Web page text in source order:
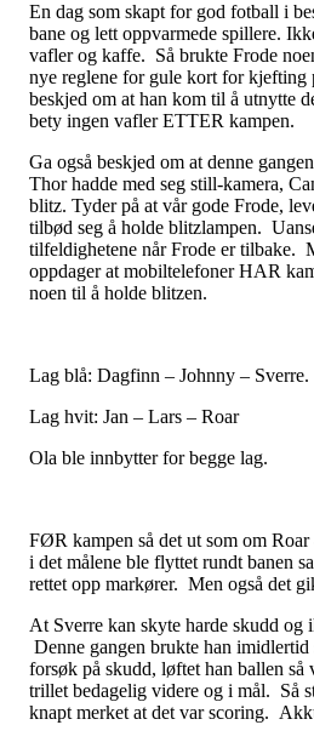
En dag som skapt for god fotball i
bane og lett oppvarmede spillere.
vafler og kaffe. Så brukte Frode
nye reglene for gule kort for kjefting
beskjed om at han kom til å utnytte
bety ingen vafler ETTER kampen.
Ga også beskjed om at denne
Thor hadde med seg still-kamera,
blitz. Tyder på at vår gode Frode,
tilbød seg å holde blitzlampen.
tilfeldighetene når Frode er tilbake.
oppdager at mobiltelefoner HAR
noen til å holde blitzen.
Lag blå: Dagfinn – Johnny – Sverre.
Lag hvit: Jan – Lars – Roar
Ola ble innbytter for begge lag.
FØR kampen så det ut som om
i det målene ble flyttet rundt banen
rettet opp markører. Men også det
At Sverre kan skyte harde skudd og
Denne gangen brukte han
forsøk på skudd, løftet han ballen
trillet bedagelig videre og i mål. Så
knapt merket at det var scoring.